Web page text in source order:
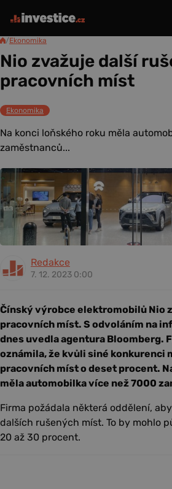
/Ekonomika
Nio zvažuje další
pracovních míst
Ekonomika
Na konci loňského roku měla
zaměstnanců...
Redakce
7. 12. 2023 0:00
Čínský výrobce elektromobilů Nio
pracovních míst. S odvoláním na
dnes uvedla agentura Bloomberg.
oznámila, že kvůli siné konkurenci
pracovních míst o deset procent.
měla automobilka více než 7000
Firma požádala některá oddělení,
dalších rušených míst. To by mohlo
20 až 30 procent.